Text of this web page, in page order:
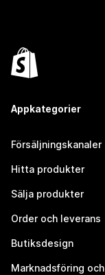
Appkategorier
Försäljningskanaler
Hitta produkter
Sälja produkter
Order och leverans
Butiksdesign
Marknadsföring och